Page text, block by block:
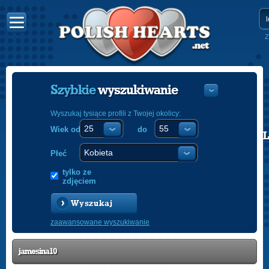
POLISH
Szybkiewyszukiwanie
Wyszukaj tysiące profili z Twojej okolicy:
Wiek od do
Płeć
tylko ze
zdjęciem
Wyszukaj
zaawansowane wyszukiwanie
jamesina10